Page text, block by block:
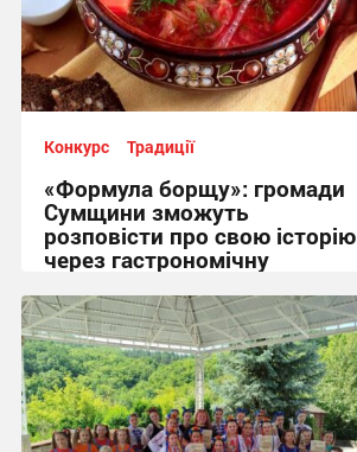
Конкурс Традиції
«Формула борщу»: громади
Сумщини зможуть
розповісти про свою історію
через гастрономічну
16:17, 3.08.2026